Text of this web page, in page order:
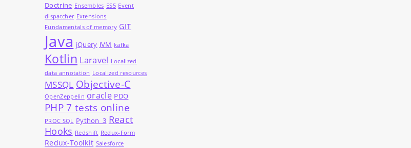
Doctrine Ensembles ES5 Event
dispatcher Extensions
Fundamentals of memory GIT
Java jQuery JVM kafka
Kotlin Laravel Localized
data annotation Localized resources
MSSQL Objective-C
OpenZeppelin oracle PDO
PHP 7 tests online
PROC SQL Python_3 React
Hooks Redshift Redux-Form
Redux-Toolkit Salesforce